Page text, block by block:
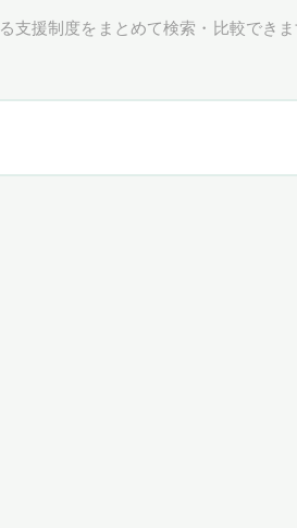
支援制度をまとめて検索・比較でき